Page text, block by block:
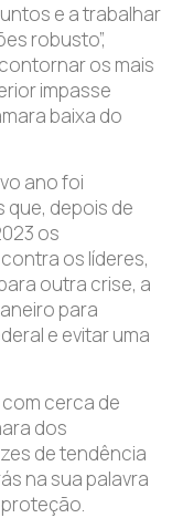
e a trabalhar
robusto”,
os mais
impasse
baixa do
ano foi
depois de
os
os líderes,
outra crise, a
para
e evitar uma
cerca de
dos
de tendência
na sua palavra